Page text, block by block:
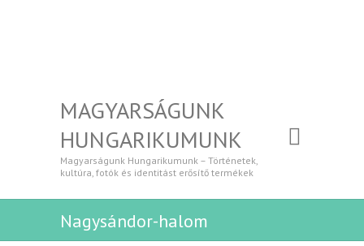
MAGYARSÁGUNK
HUNGARIKUMUNK
Magyarságunk Hungarikumunk – Történetek,
kultúra, fotók és identitást erősítő termékek
Nagysándor-halom